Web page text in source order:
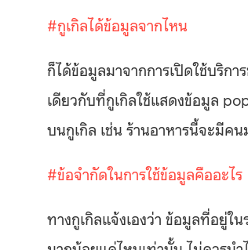
#กูเกิลได้ข้อมูลจากไหน
ก็ได้ข้อมูลมาจากการเปิดใช้บริก
เดียวกับที่กูเกิลใช้แสดงข้อมูล
บนกูเกิล เช่น ร้านอาหารนี้จะมีคน
#ข้อจำกัดในการใช้ข้อมูลคืออะไร
ทางกูเกิลแจ้งเองว่า ข้อมูลที่อยู่